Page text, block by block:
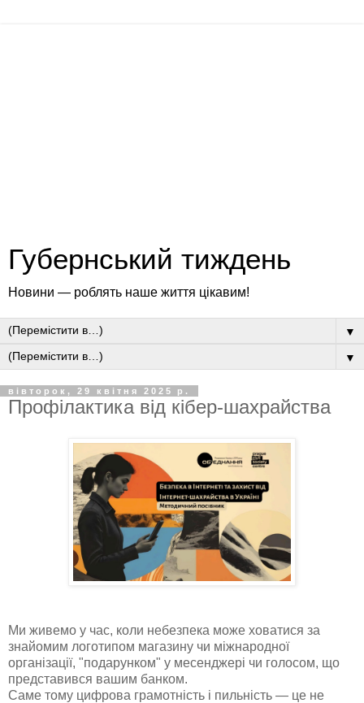
Губернський тиждень
Новини — роблять наше життя цікавим!
▼
▼
вівторок, 29 квітня 2025 р.
Профілактика від кібер-шахрайства
Ми живемо у час, коли небезпека може ховатися за
знайомим логотипом магазину чи міжнародної
організації, "подарунком" у месенджері чи голосом, що
представився вашим банком.
Саме тому цифрова грамотність і пильність — це не